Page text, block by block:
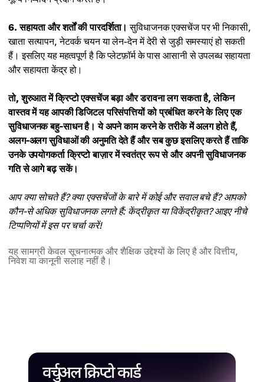
6. सहायता और शर्तों की पारदर्शिता। सुविधाजनक एक्सचेंज पर भी निकासी,
खाता सत्यापन, नेटवर्क चयन या लेन-देन में देरी से जुड़ी समस्याएं हो सकती
हैं। इसलिए यह महत्वपूर्ण है कि प्लेटफ़ॉर्म के पास आसानी से उपलब्ध सहायता
और सहायता केंद्र हो।
तो, शुरुआत में क्रिप्टो एक्सचेंज बड़ा और डरावना लग सकता है, लेकिन
वास्तव में यह आपकी डिजिटल परिसंपत्तियों को प्रबंधित करने के लिए एक
सुविधाजनक बहु-साधन है। ये अपने काम करने के तरीके में अलग होते हैं,
अलग-अलग सुविधाओं की अनुमति देते हैं और सब कुछ इसलिए करते हैं ताकि
उनके उपयोगकर्ता क्रिप्टो बाज़ार में स्वतंत्र रूप से और अपनी सुविधाजनक
गति से आगे बढ़ सकें।
आप क्या सोचते हैं? क्या एक्सचेंजों के बारे में कोई और सवाल बचे हैं? आपको
कौन-से अधिक सुविधाजनक लगते हैं: केंद्रीकृत या विकेंद्रीकृत? आइए नीचे
टिप्पणियों में इस पर चर्चा करें!
यह सामग्री केवल सूचनात्मक और शैक्षिक उद्देश्यों के लिए है और वित्तीय,
निवेश या कानूनी सलाह नहीं है।